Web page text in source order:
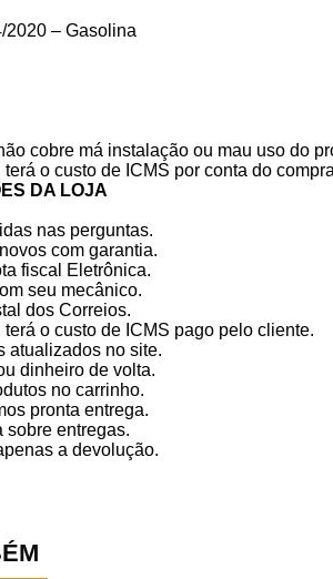
2020 – Gasolina
cobre má instalação ou mau uso do
o custo de ICMS por conta do
DA LOJA
nas perguntas.
com garantia.
fiscal Eletrônica.
seu mecânico.
dos Correios.
o custo de ICMS pago pelo cliente.
atualizados no site.
dinheiro de volta.
no carrinho.
pronta entrega.
sobre entregas.
a devolução.